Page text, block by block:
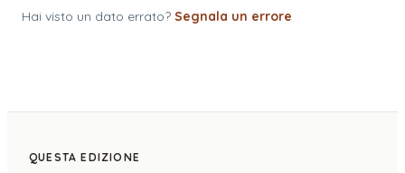
Hai visto un dato errato? Segnala un errore
QUESTA EDIZIONE